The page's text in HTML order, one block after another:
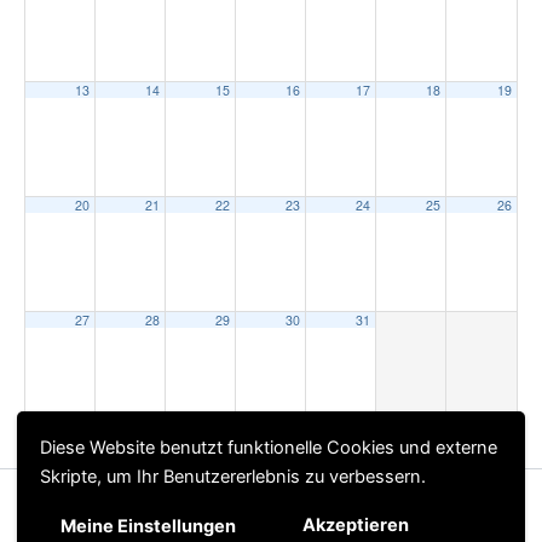
Diese Website benutzt funktionelle Cookies und externe
Skripte, um Ihr Benutzererlebnis zu verbessern.
Meine Einstellungen Akzeptieren
13 14 15 16 17 18 19
20 21 22 23 24 25 26
27 28 29 30 31
2023 APR JUN 2025